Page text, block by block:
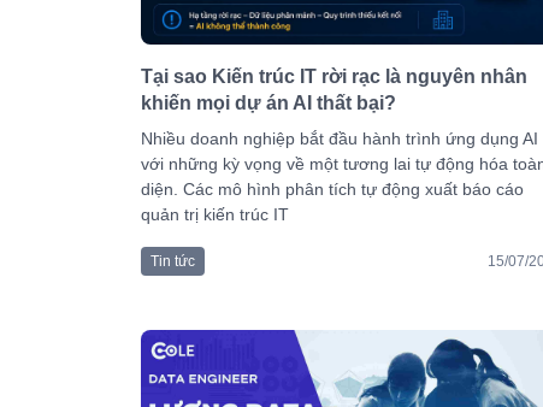
Tại sao Kiến trúc IT rời rạc là nguyên nhân
khiến mọi dự án AI thất bại?
Nhiều doanh nghiệp bắt đầu hành trình ứng dụng AI
với những kỳ vọng về một tương lai tự động hóa
diện. Các mô hình phân tích tự động xuất báo cáo
quản trị kiến trúc IT
Tin tức 15/07/